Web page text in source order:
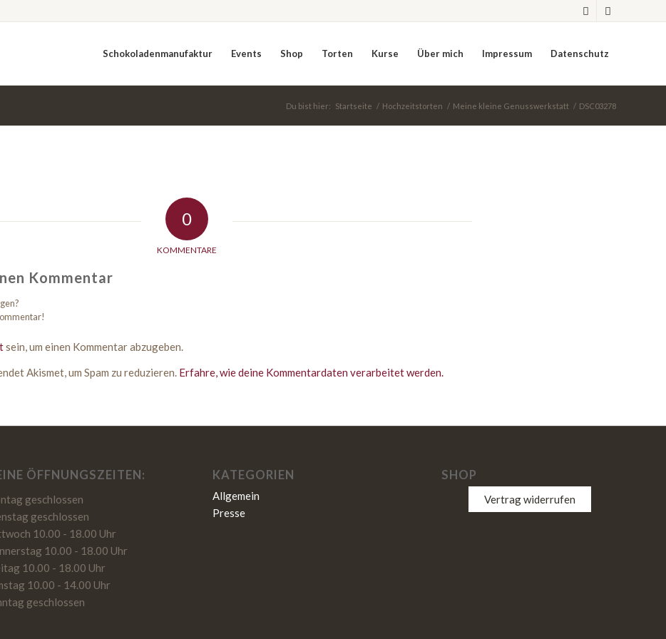
Schokoladenmanufaktur Events Shop Torten Kurse Über mich Impressum Datenschutz
Du bist hier: Startseite / Hochzeitstorten / Meine kleine Genusswerkstatt / DSC03278
0
KOMMENTARE
Kommentar
sein, um einen Kommentar abzugeben.
Akismet, um Spam zu reduzieren. Erfahre, wie deine Kommentardaten verarbeitet werden.
ÖFFNUNGSZEITEN:
geschlossen
geschlossen
10.00 - 18.00 Uhr
10.00 - 18.00 Uhr
10.00 - 18.00 Uhr
10.00 - 14.00 Uhr
geschlossen
KATEGORIEN
Allgemein
Presse
SHOP
Vertrag widerrufen